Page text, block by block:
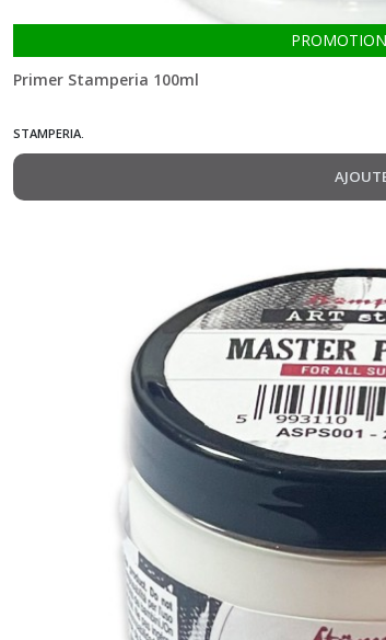
PROMOTION
Primer Stamperia 100ml
STAMPERIA.